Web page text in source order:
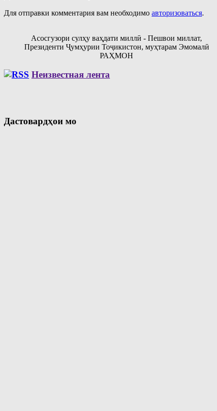
Для отправки комментария вам необходимо авторизоваться.
Асосгузори сулҳу ваҳдати миллӣ - Пешвои миллат,
Президенти Ҷумҳурии Тоҷикистон, муҳтарам Эмомалӣ
РАҲМОН
Неизвестная лента
Дастовардҳои мо